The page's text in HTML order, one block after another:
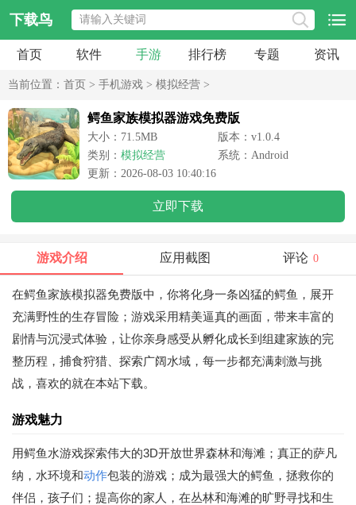
下载鸟
首页 软件 手游 排行榜 专题 资讯
当前位置： 首页 > 手机游戏 > 模拟经营 >
鳄鱼家族模拟器游戏免费版
大小：71.5MB
版本：v1.0.4
类别： 模拟经营
系统：Android
更新：2026-08-03 10:40:16
立即下载
游戏介绍 应用截图 评论 0
在鳄鱼家族模拟器免费版中，你将化身一条凶猛的鳄鱼，展开
充满野性的生存冒险；游戏采用精美逼真的画面，带来丰富的
剧情与沉浸式体验，让你亲身感受从孵化成长到组建家族的完
整历程，捕食狩猎、探索广阔水域，每一步都充满刺激与挑
战，喜欢的就在本站下载。
游戏魅力
用鳄鱼水游戏探索伟大的3D开放世界森林和海滩；真正的萨凡
纳，水环境和动作包装的游戏；成为最强大的鳄鱼，拯救你的
伴侣，孩子们；提高你的家人，在丛林和海滩的旷野寻找和生